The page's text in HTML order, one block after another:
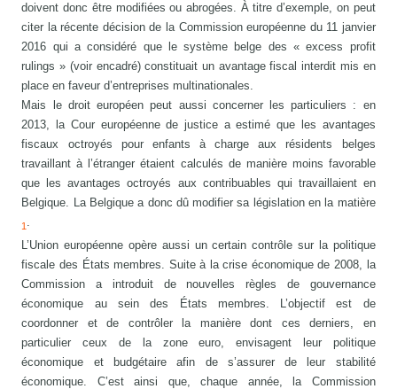
doivent donc être modifiées ou abrogées. À titre d’exemple, on peut
citer la récente décision de la Commission européenne du 11 janvier
2016 qui a considéré que le système belge des « excess profit
rulings » (voir encadré) constituait un avantage fiscal interdit mis en
place en faveur d’entreprises multinationales.
Mais le droit européen peut aussi concerner les particuliers : en
2013, la Cour européenne de justice a estimé que les avantages
fiscaux octroyés pour enfants à charge aux résidents belges
travaillant à l’étranger étaient calculés de manière moins favorable
que les avantages octroyés aux contribuables qui travaillaient en
Belgique. La Belgique a donc dû modifier sa législation en la matière
1 .
L’Union européenne opère aussi un certain contrôle sur la politique
fiscale des États membres. Suite à la crise économique de 2008, la
Commission a introduit de nouvelles règles de gouvernance
économique au sein des États membres. L’objectif est de
coordonner et de contrôler la manière dont ces derniers, en
particulier ceux de la zone euro, envisagent leur politique
économique et budgétaire afin de s’assurer de leur stabilité
économique. C’est ainsi que, chaque année, la Commission